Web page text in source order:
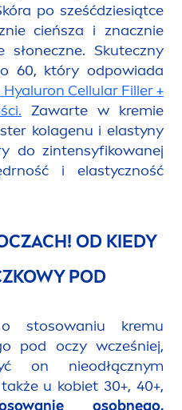
po sześćdziesiątce
cieńsza i znacznie
Skuteczny
60, który odpowiada
Hyaluron Cellular Filler+
Zawarte w kremie
kolagenu i elastyny
do zintensyfikowanej
i elastyczność
OD KIEDY
POD
stosowaniu kremu
pod oczy wcześniej,
on nieodłącznym
u kobiet 30+, 40+,
osobnego,